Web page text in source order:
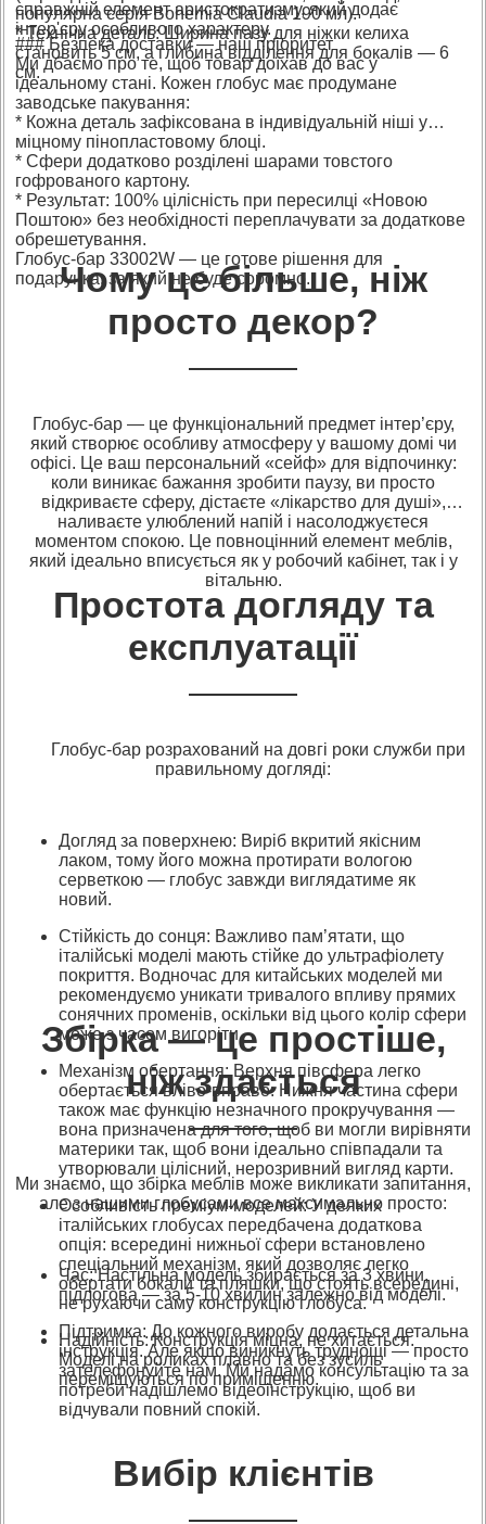
популярна серія Bohemia Claudia 190 мл).
* Технічна деталь: Ширина пазу для ніжки келиха
становить 5 см, а глибина відділення для бокалів — 6
см.
справжній елемент аристократизму, який додає
інтер'єру особливого характеру.
### Безпека доставки — наш пріоритет
Ми дбаємо про те, щоб товар доїхав до вас у
ідеальному стані. Кожен глобус має продумане
заводське пакування:
* Кожна деталь зафіксована в індивідуальній ніші у
міцному пінопластовому блоці.
* Сфери додатково розділені шарами товстого
гофрованого картону.
* Результат: 100% цілісність при пересилці «Новою
Поштою» без необхідності переплачувати за додаткове
обрешетування.
Глобус-бар 33002W — це готове рішення для
подарунка, за який не буде соромно.
Чому це більше, ніж
просто декор?
Глобус-бар — це функціональний предмет інтер’єру,
який створює особливу атмосферу у вашому домі чи
офісі. Це ваш персональний «сейф» для відпочинку:
коли виникає бажання зробити паузу, ви просто
відкриваєте сферу, дістаєте «лікарство для душі»,
наливаєте улюблений напій і насолоджуєтеся
моментом спокою. Це повноцінний елемент меблів,
який ідеально вписується як у робочий кабінет, так і у
вітальню.
Простота догляду та
експлуатації
Глобус-бар розрахований на довгі роки служби при
правильному догляді:
Догляд за поверхнею: Виріб вкритий якісним
лаком, тому його можна протирати вологою
серветкою — глобус завжди виглядатиме як
новий.
Стійкість до сонця: Важливо пам’ятати, що
італійські моделі мають стійке до ультрафіолету
покриття. Водночас для китайських моделей ми
рекомендуємо уникати тривалого впливу прямих
сонячних променів, оскільки від цього колір сфери
може з часом вигоріти.
Механізм обертання: Верхня півсфера легко
обертається вліво-вправо. Нижня частина сфери
також має функцію незначного прокручування —
вона призначена для того, щоб ви могли вирівняти
материки так, щоб вони ідеально співпадали та
утворювали цілісний, нерозривний вигляд карти.
Особливість преміум-моделей: У деяких
італійських глобусах передбачена додаткова
опція: всередині нижньої сфери встановлено
спеціальний механізм, який дозволяє легко
обертати бокали та пляшки, що стоять всередині,
не рухаючи саму конструкцію глобуса.
Надійність: Конструкція міцна, не хитається.
Моделі на роликах плавно та без зусиль
переміщуються по приміщенню.
Збірка — це простіше,
ніж здається
Ми знаємо, що збірка меблів може викликати запитання,
але з нашими глобусами все максимально просто:
Час: Настільна модель збирається за 3 хвини,
підлогова — за 5-10 хвилин залежно від моделі.
Підтримка: До кожного виробу додається детальна
інструкція. Але якщо виникнуть труднощі — просто
зателефонуйте нам. Ми надамо консультацію та за
потреби надішлемо відеоінструкцію, щоб ви
відчували повний спокій.
Вибір клієнтів